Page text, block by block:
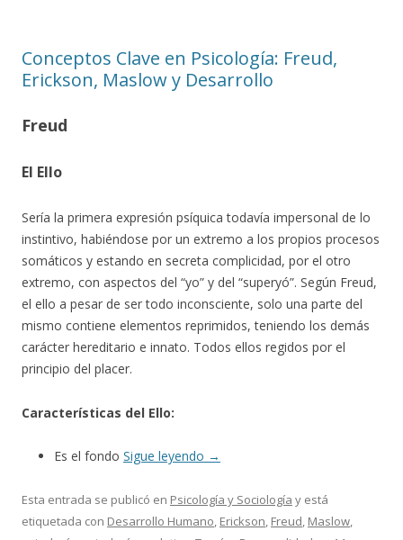
Conceptos Clave en Psicología: Freud,
Erickson, Maslow y Desarrollo
Freud
El Ello
Sería la primera expresión psíquica todavía impersonal de lo
instintivo, habiéndose por un extremo a los propios procesos
somáticos y estando en secreta complicidad, por el otro
extremo, con aspectos del “yo” y del “superyó”. Según Freud,
el ello a pesar de ser todo inconsciente, solo una parte del
mismo contiene elementos reprimidos, teniendo los demás
carácter hereditario e innato. Todos ellos regidos por el
principio del placer.
Características del Ello:
Es el fondo Sigue leyendo →
Esta entrada se publicó en Psicología y Sociología y está
etiquetada con Desarrollo Humano, Erickson, Freud, Maslow,